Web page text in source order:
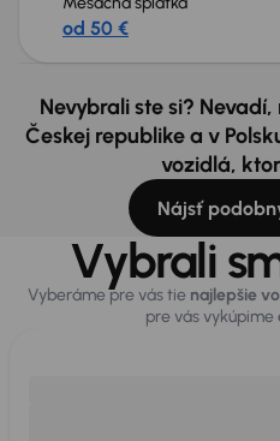
od 50 €
Nevybrali ste si?
Českej republike a v
vozidlá,
Nájsť
Vybrali
Vyberáme pre vás tie najlepšie
pre vás vykúpime